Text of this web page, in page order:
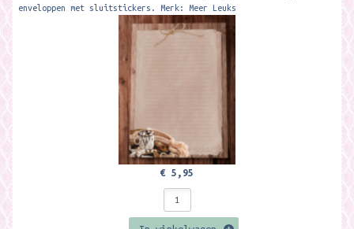
enveloppen met sluitstickers. Merk: Meer Leuks
€ 5,95